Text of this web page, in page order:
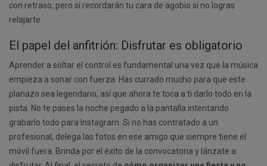
con retraso, pero sí recordarán tu cara de agobio si no logras
relajarte.
El papel del anfitrión: Disfrutar es obligatorio
Aprender a soltar el control es fundamental una vez que la música
empieza a sonar con fuerza. Has currado mucho para que este
planazo sea legendario, así que ahora te toca a ti darlo todo en la
pista. No te pases la noche pegado a la pantalla intentando
grabarlo todo para Instagram. Si no has contratado a un
profesional, delega las fotos en ese amigo que siempre tiene el
móvil fuera. Brinda por el éxito de la convocatoria y lánzate a